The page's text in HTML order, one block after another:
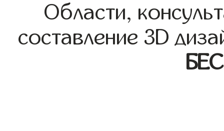
Области,
составление 3D